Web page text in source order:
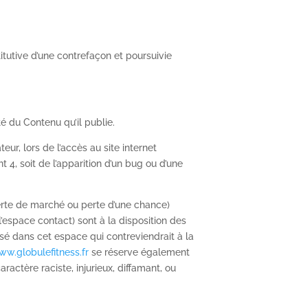
d’une contrefaçon et poursuivie
du Contenu qu’il publie.
lors de l’accès au site internet
soit de l’apparition d’un bug ou d’une
de marché ou perte d’une chance)
contact) sont à la disposition des
dans cet espace qui contreviendrait à la
se réserve également
raciste, injurieux, diffamant, ou